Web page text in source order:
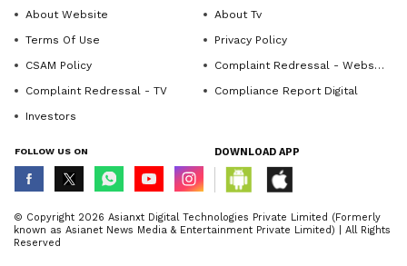
About Website
About Tv
Terms Of Use
Privacy Policy
CSAM Policy
Complaint Redressal - Website
Complaint Redressal - TV
Compliance Report Digital
Investors
FOLLOW US ON DOWNLOAD APP
© Copyright 2026 Asianxt Digital Technologies Private Limited (Formerly
known as Asianet News Media & Entertainment Private Limited) | All Rights
Reserved